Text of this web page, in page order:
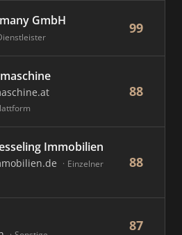
GmbH 99
88
Immobilien
Einzelner
88
87